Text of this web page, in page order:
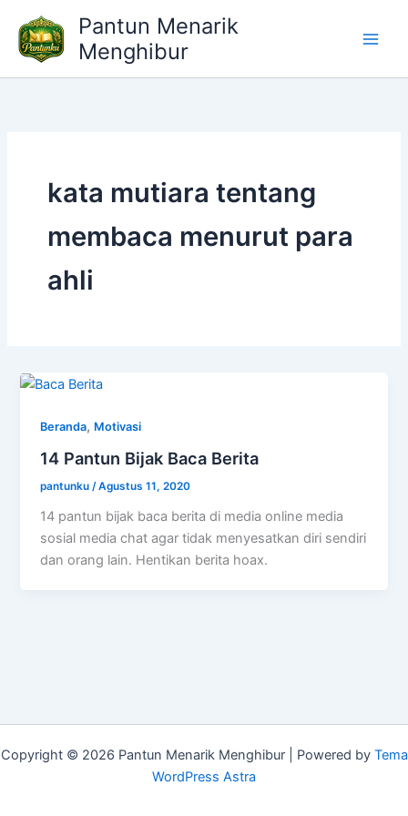
konten
Pantun Menarik
Menghibur
kata mutiara tentang
membaca menurut para
ahli
Beranda, Motivasi
14 Pantun Bijak Baca Berita
pantunku /Agustus 11, 2020
14 pantun bijak baca berita di media online media
sosial media chat agar tidak menyesatkan diri sendiri
dan orang lain. Hentikan berita hoax.
Copyright © 2026 Pantun Menarik Menghibur | Powered by Tema
WordPress Astra